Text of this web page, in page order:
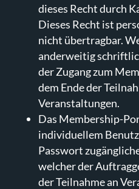
dieses Recht durch
Dieses Recht ist
nicht übertragbar.
anderweitig
der Zugang zum
dem Ende der
Veranstaltungen.
Das Membership-
individuellem
Passwort
welcher der
der Teilnahme an